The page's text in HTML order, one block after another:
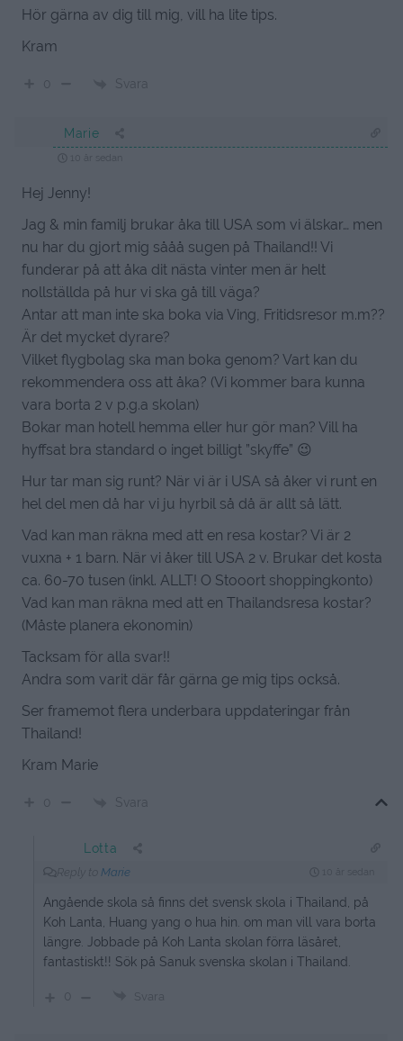
Hör gärna av dig till mig, vill ha lite tips.
Kram
0 Svara
Marie
10 år sedan
Hej Jenny!
Jag & min familj brukar åka till USA som vi älskar… men
nu har du gjort mig sååå sugen på Thailand!! Vi
funderar på att åka dit nästa vinter men är helt
nollställda på hur vi ska gå till väga?
Antar att man inte ska boka via Ving, Fritidsresor m.m??
Är det mycket dyrare?
Vilket flygbolag ska man boka genom? Vart kan du
rekommendera oss att åka? (Vi kommer bara kunna
vara borta 2 v p.g.a skolan)
Bokar man hotell hemma eller hur gör man? Vill ha
hyffsat bra standard o inget billigt ”skyffe” 😉
Hur tar man sig runt? När vi är i USA så åker vi runt en
hel del men då har vi ju hyrbil så då är allt så lätt.
Vad kan man räkna med att en resa kostar? Vi är 2
vuxna + 1 barn. När vi åker till USA 2 v. Brukar det kosta
ca. 60-70 tusen (inkl. ALLT! O Stooort shoppingkonto)
Vad kan man räkna med att en Thailandsresa kostar?
(Måste planera ekonomin)
Tacksam för alla svar!!
Andra som varit där får gärna ge mig tips också.
Ser framemot flera underbara uppdateringar från
Thailand!
Kram Marie
0 Svara
Lotta
Marie
Angående skola så finns det svensk skola i Thailand, på
Koh Lanta, Huang yang o hua hin. om man vill vara borta
längre. Jobbade på Koh Lanta skolan förra läsåret,
fantastiskt!! Sök på Sanuk svenska skolan i Thailand.
0 Svara